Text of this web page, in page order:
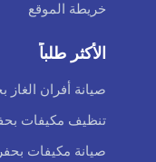
خريطة الموقع
الأكثر طلباً
صيانة أفران الغاز
تنظيف مكيفات
صيانة مكيفات